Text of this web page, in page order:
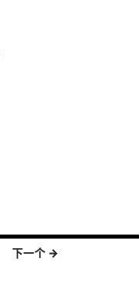
下一个 →